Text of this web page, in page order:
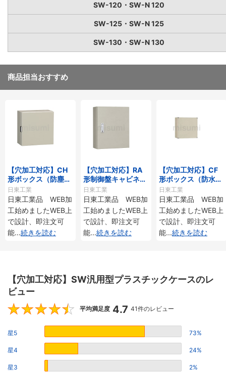
SW-120・SW-N 120
SW-125・SW-N 125
SW-130・SW-N 130
商品担当おすすめ
【穴加工対応】CH
形ボックス（防塵パ
ッキン付）
日東工業
日東工業品 WEB加
工始めましたWEB上
で設計、即注文可
能...続きを読む
【穴加工対応】RA
形制御盤キャビネッ
ト（水切構造、防
塵・防水パッキン
付）フカサ200mm
日東工業
日東工業品 WEB加
工始めましたWEB上
で設計、即注文可
能...続きを読む
【穴加工対応】CF
形ボックス（防水・
防塵構造）
日東工業
日東工業品 WEB加
工始めましたWEB上
で設計、即注文可
能...続きを読む
【穴加工対応】SW汎用型プラスチックケースのレ
ビュー
4.7
平均満足度 4.7 41件のレビュー
星5 73%
星4 24%
星3 2%